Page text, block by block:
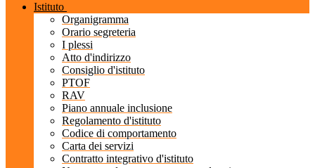
Istituto
Organigramma
Orario segreteria
I plessi
Atto d'indirizzo
Consiglio d'istituto
PTOF
RAV
Piano annuale inclusione
Regolamento d'istituto
Codice di comportamento
Carta dei servizi
Contratto integrativo d'istituto